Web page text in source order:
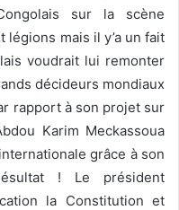
sur la scène
mais il y’a un fait
voudrait lui remonter
décideurs mondiaux
rapport à son projet sur
Karim Meckassoua
grâce à son
! Le président
la Constitution et